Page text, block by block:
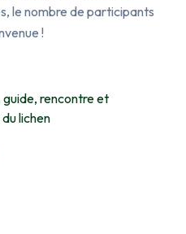
le nombre de participants
!
guide, rencontre et
lichen